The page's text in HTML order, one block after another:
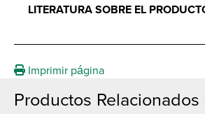
LITERATURA SOBRE EL
Imprimir página
Productos